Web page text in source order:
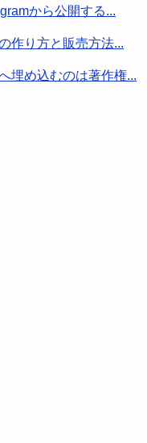
から公開する...
作り方と販売方法...
埋め込むのは著作権...